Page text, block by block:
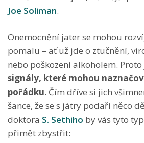
Joe Soliman.
Onemocnění jater se mohou
pomalu – ať už jde o ztučnění,
nebo poškození alkoholem.
signály, které mohou
pořádku. Čím dříve si jich
šance, že se s játry podaří něco
doktora S. Sethiho by vás tyto
přimět zbystřit: